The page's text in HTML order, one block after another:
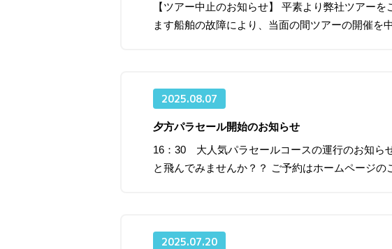
【ツアー中止のお知らせ】 平素より弊社ツアー
ます船舶の故障により、当面の間ツアーの開催
2025.08.07
夕方パラセール開始のお知らせ
16：30 大人気パラセールコースの運行のお知ら
と飛んでみませんか？？ ご予約はホームページ
2025.07.20